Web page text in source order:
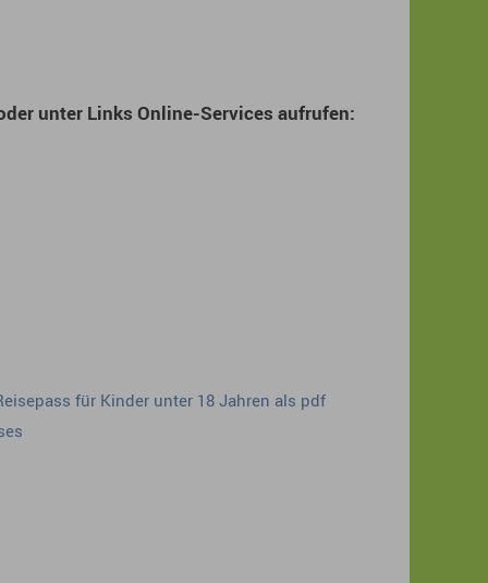
unter Links Online-Services aufrufen:
für Kinder unter 18 Jahren als pdf